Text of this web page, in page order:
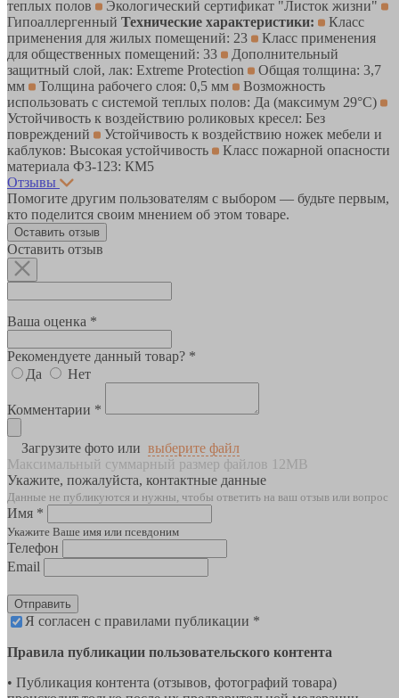
теплых полов
Экологический сертификат "Листок жизни"
Гипоаллергенный Технические характеристики:
Класс
применения для жилых помещений: 23
Класс применения
для общественных помещений: 33
Дополнительный
защитный слой, лак: Extreme Protection
Общая толщина: 3,7
мм
Толщина рабочего слоя: 0,5 мм
Возможность
использовать с системой теплых полов: Да (максимум 29°C)
Устойчивость к воздействию роликовых кресел: Без
повреждений
Устойчивость к воздействию ножек мебели и
каблуков: Высокая устойчивость
Класс пожарной опасности
материала ФЗ-123: КМ5
Отзывы
Помогите другим пользователям с выбором — будьте первым,
кто поделится своим мнением об этом товаре.
Оставить отзыв
Оставить отзыв
Ваша оценка *
Рекомендуете данный товар? *
Да
Нет
Комментарии *
Загрузите фото или выберите файл
Максимальный суммарный размер файлов 12MB
Укажите, пожалуйста, контактные данные
Данные не публикуются и нужны, чтобы ответить на ваш отзыв или вопрос
Имя *
Укажите Ваше имя или псевдоним
Телефон
Email
Отправить
Я согласен с правилами публикации *
Правила публикации пользовательского контента
• Публикация контента (отзывов, фотографий товара)